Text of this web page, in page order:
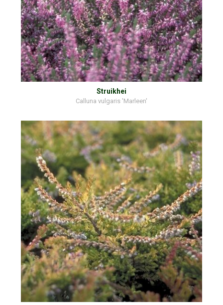
Struikhei
Calluna vulgaris 'Marleen'